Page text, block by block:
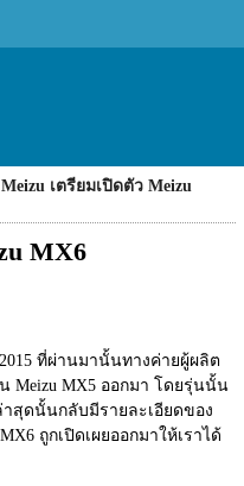
Meizu เตรียมเปิดตัว Meizu
MX6
ที่ผ่านมานั้นทางค่ายผู้ผลิต
น Meizu MX5 ออกมา โดยรุ่นนั้น
าสุดนั้นกลับมีรายละเอียดของ
ถูกเปิดเผยออกมาให้เราได้